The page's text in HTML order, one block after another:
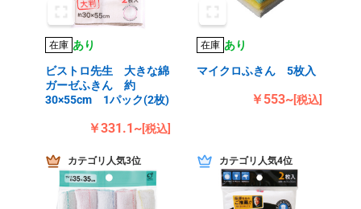
在庫 あり
ビストロ先生 大きな綿
ガーゼふきん 約
30×55cm 1パック(2枚)
￥331.1~[税込]
在庫 あり
マイクロふきん 5枚入
￥553~[税込]
カテゴリ人気3位 カテゴリ人気4位